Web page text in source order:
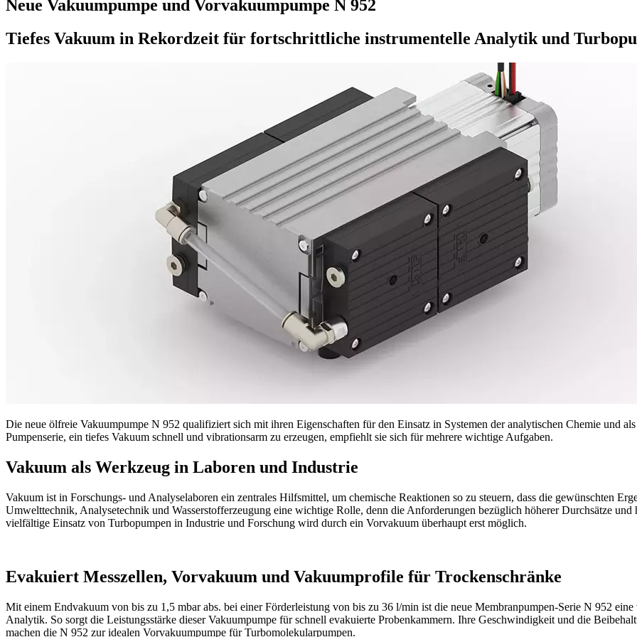
Neue Vakuumpumpe und Vorvakuumpumpe N 952
Tiefes Vakuum in Rekordzeit für fortschrittliche instrumentelle Analytik und
Die neue ölfreie Vakuumpumpe N 952 qualifiziert sich mit ihren Eigenschaften für den Einsatz in Systemen der analytischen Chemie und
Pumpenserie, ein tiefes Vakuum schnell und vibrationsarm zu erzeugen, empfiehlt sie sich für mehrere wichtige Aufgaben.
Vakuum als Werkzeug in Laboren und Industrie
Vakuum ist in Forschungs- und Analyselaboren ein zentrales Hilfsmittel, um chemische Reaktionen so zu steuern, dass die gewünschten
Umwelttechnik, Analysetechnik und Wasserstofferzeugung eine wichtige Rolle, denn die Anforderungen bezüglich höherer Durchsätze
vielfältige Einsatz von Turbopumpen in Industrie und Forschung wird durch ein Vorvakuum überhaupt erst möglich.
Evakuiert Messzellen, Vorvakuum und Vakuumprofile für Trockenschränke
Mit einem Endvakuum von bis zu 1,5 mbar abs. bei einer Förderleistung von bis zu 36 l/min ist die neue Membranpumpen-Serie N 952
Analytik. So sorgt die Leistungsstärke dieser Vakuumpumpe für schnell evakuierte Probenkammern. Ihre Geschwindigkeit und die
machen die N 952 zur idealen Vorvakuumpumpe für Turbomolekularpumpen.